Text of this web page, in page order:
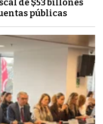
de $53 billones
públicas